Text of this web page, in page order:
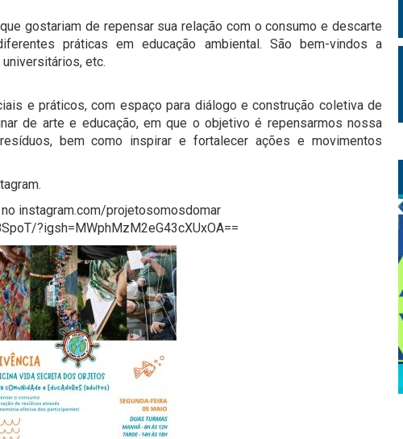
gostariam de repensar sua relação com o consumo e descarte
práticas em educação ambiental. São bem-vindos a
etc.
e práticos, com espaço para diálogo e construção coletiva de
de arte e educação, em que o objetivo é repensarmos nossa
bem como inspirar e fortalecer ações e movimentos
instagram.com/projetosomosdomar
?igsh=MWphMzM2eG43cXUxOA==